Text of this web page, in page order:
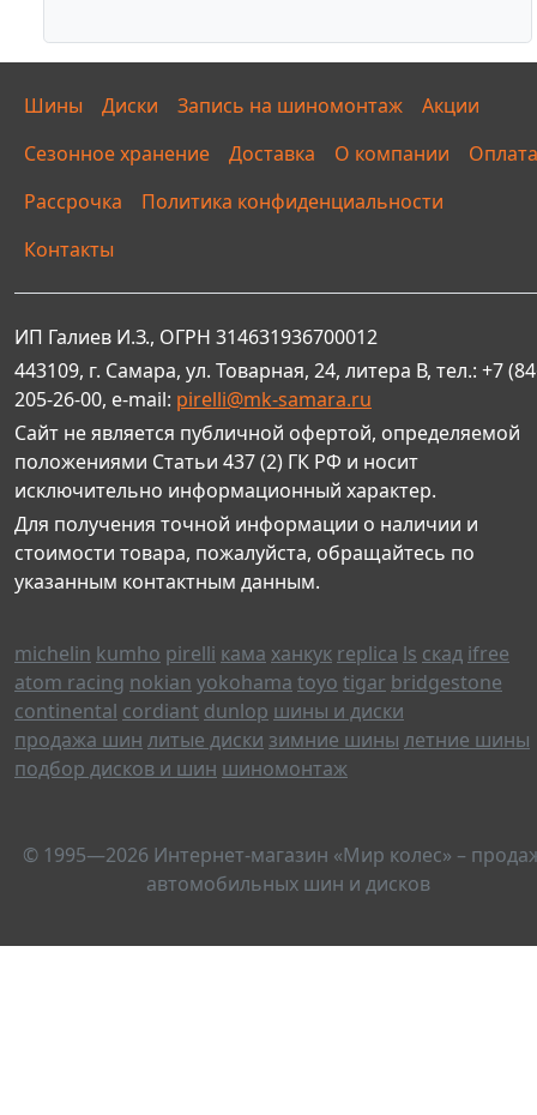
Шины Диски Запись на шиномонтаж
Акции
Сезонное хранение
Доставка О компании
Оплата
Рассрочка
Политика конфиденциальности
Контакты
ИП Галиев И.З., ОГРН 314631936700012
443109, г. Самара, ул. Товарная, 24, литера В, тел.: +7
205-26-00, e-mail: pirelli@mk-samara.ru
Сайт не является публичной офертой, определяемой
положениями Статьи 437 (2) ГК РФ и носит
исключительно информационный характер.
Для получения точной информации о наличии и
стоимости товара, пожалуйста, обращайтесь по
указанным контактным данным.
michelin kumho pirelli кама ханкук replica ls скад ifree
atom racing nokian yokohama toyo tigar bridgestone
continental cordiant dunlop шины и диски
продажа шин литые диски зимние шины летние шины
подбор дисков и шин шиномонтаж
© 1995—2026 Интернет-магазин «Мир колес» –
автомобильных шин и дисков